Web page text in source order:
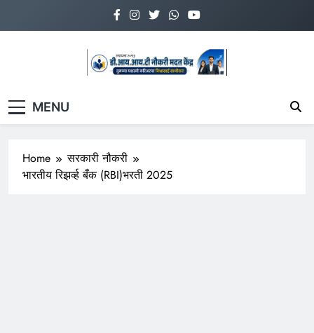
डी.आय.आय.टी.नौकरी
मदत केंद्र
MENU
Home
सरकारी नौकरी
भारतीय रिझर्व्ह बँक (RBI)भरती 2025